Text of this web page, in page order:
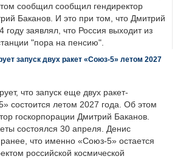
сообщил сообщил гендиректор
Баканов. И это при том, что Дмитрий
году заявлял, что Россия выходит из
"пора на пенсию".
запуск двух ракет «Союз-5» летом 2027
что запуск еще двух ракет-
состоится летом 2027 года. Об этом
госкорпорации Дмитрий Баканов.
состоялся 30 апреля. Денис
что именно «Союз-5» остается
российской космической